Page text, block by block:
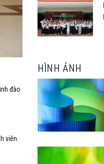
đào
viên.
HÌNH ẢNH